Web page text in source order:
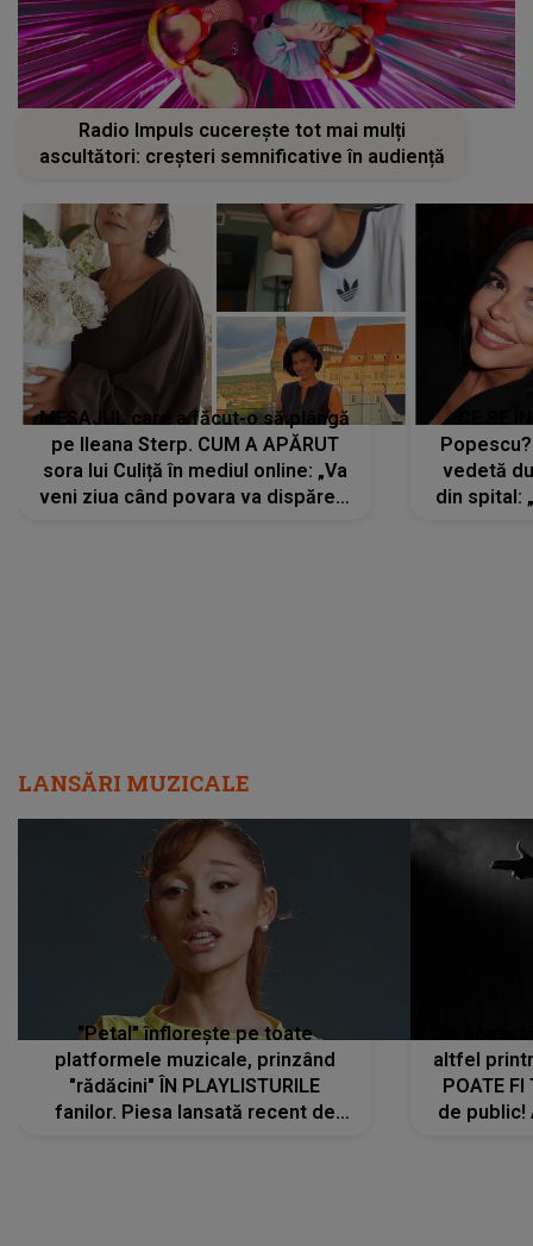
Radio Impuls cucerește tot mai mulți
ascultători: creșteri semnificative în audiență
MESAJUL care a făcut-o să plângă
pe Ileana Sterp. CUM A APĂRUT
sora lui Culiță în mediul online: „Va
veni ziua când povara va dispărea,
vedetă
din spital:
LANSĂRI MUZICALE
"Petal" înflorește pe toate
platformele muzicale, prinzând
"rădăcini" ÎN PLAYLISTURILE
fanilor. Piesa lansată recent de
altfel
POATE FI
de public!